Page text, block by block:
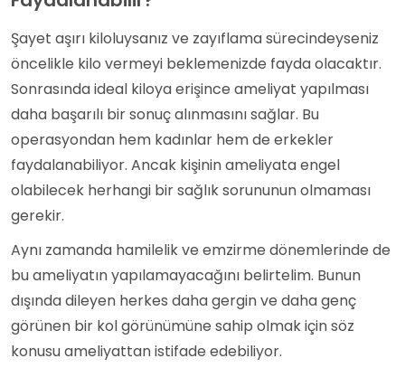
Şayet aşırı kiloluysanız ve zayıflama sürecindeyseniz
öncelikle kilo vermeyi beklemenizde fayda olacaktır.
Sonrasında ideal kiloya erişince ameliyat yapılması
daha başarılı bir sonuç alınmasını sağlar. Bu
operasyondan hem kadınlar hem de erkekler
faydalanabiliyor. Ancak kişinin ameliyata engel
olabilecek herhangi bir sağlık sorununun olmaması
gerekir.
Aynı zamanda hamilelik ve emzirme dönemlerinde de
bu ameliyatın yapılamayacağını belirtelim. Bunun
dışında dileyen herkes daha gergin ve daha genç
görünen bir kol görünümüne sahip olmak için söz
konusu ameliyattan istifade edebiliyor.